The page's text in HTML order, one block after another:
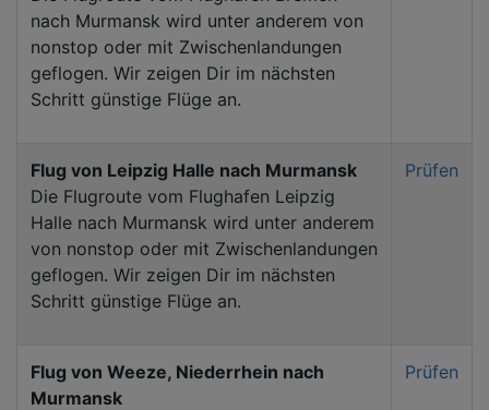
nach Murmansk wird unter anderem von
nonstop oder mit Zwischenlandungen
geflogen. Wir zeigen Dir im nächsten
Schritt günstige Flüge an.
Flug von Leipzig Halle nach Murmansk
Die Flugroute vom Flughafen Leipzig
Halle nach Murmansk wird unter anderem
von nonstop oder mit Zwischenlandungen
geflogen. Wir zeigen Dir im nächsten
Schritt günstige Flüge an.
Prüfen
Flug von Weeze, Niederrhein nach
Murmansk
Prüfen